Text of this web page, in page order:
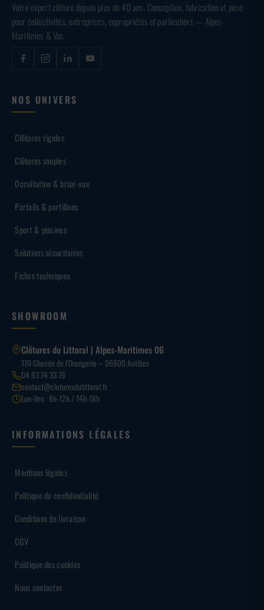
Votre expert clôture depuis plus de 40 ans. Conception, fabrication et pose
pour collectivités, entreprises, copropriétés et particuliers — Alpes-
Maritimes & Var.
NOS UNIVERS
Clôtures rigides
Clôtures souples
Occultation & brise-vue
Portails & portillons
Sport & piscines
Solutions sécuritaires
Fiches techniques
SHOWROOM
Clôtures du Littoral | Alpes-Maritimes 06
170 Chemin de l’Orangerie – 06600 Antibes
04 93 74 33 76
contact@cloturesdulittoral.fr
Lun-Ven · 8h-12h / 14h-18h
INFORMATIONS LÉGALES
Mentions légales
Politique de confidentialité
Conditions de livraison
CGV
Politique des cookies
Nous contacter